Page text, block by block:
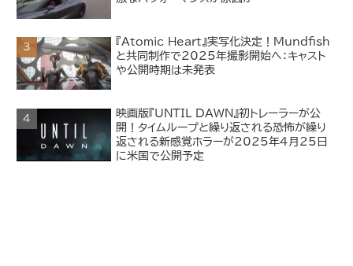
『Atomic Heart』実写化決定！Mundfish
と共同制作で2025年撮影開始へ：キャスト
や公開時期は未発表
映画版『UNTIL DAWN』初トレーラーが公
開！タイムループと繰り返される恐怖が繰り
返される新感覚ホラーが2025年4月25日
に米国で公開予定